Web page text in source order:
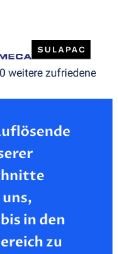
weitere zufriedene
in den
zu